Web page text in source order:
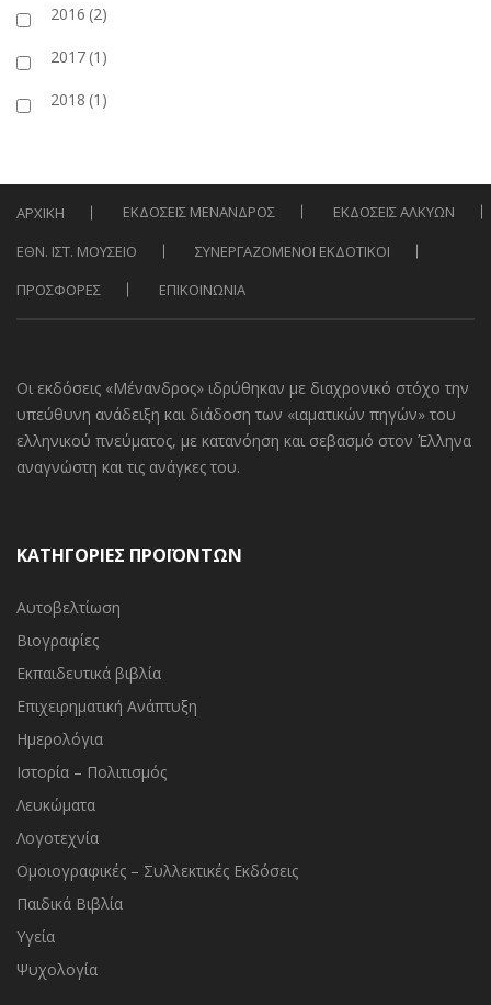
2016 (2)
2017 (1)
2018 (1)
ΑΡΧΙΚΗ ΕΚΔΟΣΕΙΣ ΜΕΝΑΝΔΡΟΣ
ΕΚΔΟΣΕΙΣ ΑΛΚΥΩΝ
ΕΘΝ. ΙΣΤ. ΜΟΥΣΕΙΟ
ΣΥΝΕΡΓΑΖΟΜΕΝΟΙ ΕΚΔΟΤΙΚΟΙ
ΠΡΟΣΦΟΡΕΣ
ΕΠΙΚΟΙΝΩΝΙΑ
Οι εκδόσεις «Μένανδρος» ιδρύθηκαν με διαχρονικό στόχο την
υπεύθυνη ανάδειξη και διάδοση των «ιαματικών πηγών» του
ελληνικού πνεύματος, με κατανόηση και σεβασμό στον Έλληνα
αναγνώστη και τις ανάγκες του.
ΚΑΤΗΓΟΡΙΕΣ ΠΡΟΪΟΝΤΩΝ
Αυτοβελτίωση
Βιογραφίες
Εκπαιδευτικά βιβλία
Επιχειρηματική Ανάπτυξη
Ημερολόγια
Ιστορία – Πολιτισμός
Λευκώματα
Λογοτεχνία
Ομοιογραφικές – Συλλεκτικές Εκδόσεις
Παιδικά Βιβλία
Υγεία
Ψυχολογία